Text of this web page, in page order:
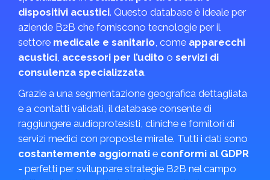
dispositivi acustici. Questo database è ideale per
aziende B2B che forniscono tecnologie per il
settore medicale e sanitario, come apparecchi
acustici, accessori per l’udito o servizi di
consulenza specializzata.
Grazie a una segmentazione geografica dettagliata
e a contatti validati, il database consente di
raggiungere audioprotesisti, cliniche e fornitori di
servizi medici con proposte mirate. Tutti i dati sono
costantemente aggiornati e conformi al GDPR
- perfetti per sviluppare strategie B2B nel campo